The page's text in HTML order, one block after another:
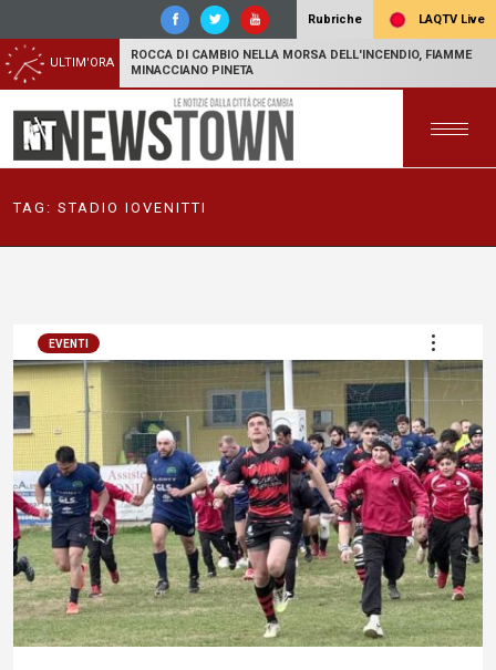
Rubriche LAQTV Live
ULTIM'ORA
ROCCA DI CAMBIO NELLA MORSA DELL'INCENDIO, FIAMME
MINACCIANO PINETA
TAG: STADIO IOVENITTI
EVENTI